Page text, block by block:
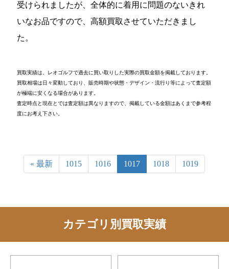
受けられましたが、全体的に着用に問題のないきれ
いなお品ですので、高額買取させていただきまし
た。
買取実績は、レオゴルフで過去に買い取りした実際の買取金額を掲載しております。
買取相場は日々変動しており、販売時期や状態・デザイン・流行り等によって査定額
が極端に安くなる場合があります。
査定時点と現在とでは査定額は異なりますので、掲載している金額はあくまで参考程
度にお考え下さい。
« 最新 1015 1016 1017 1018 1019
カテゴリ別買取実績